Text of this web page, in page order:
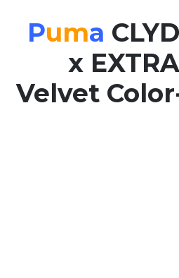
Puma
x
Velvet